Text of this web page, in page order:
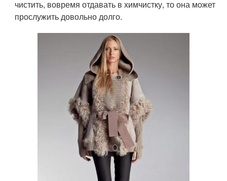
чистить, вовремя отдавать в химчистку, то она может
прослужить довольно долго.